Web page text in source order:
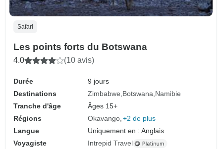
Safari
Les points forts du Botswana
4.0 (10 avis)
Durée
9 jours
Destinations
Zimbabwe Botswana Namibie
Tranche d'âge
Âges 15+
Régions
Okavango +2 de plus
Langue
Uniquement en : Anglais
Voyagiste
Intrepid Travel